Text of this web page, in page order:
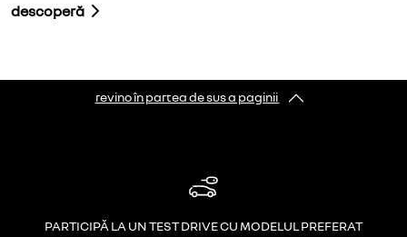
descoperă
revino în partea de sus a paginii
PARTICIPĂ LA UN TEST DRIVE CU MODELUL PREFERAT